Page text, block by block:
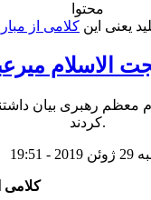
محتوا
الاسلام
معظم رهبری بیان
کردند.
2019 - 19:51
کلامی